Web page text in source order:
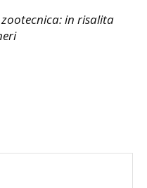
in risalita